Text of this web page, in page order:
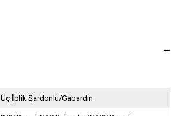
Üç İplik Şardonlu/Gabardin